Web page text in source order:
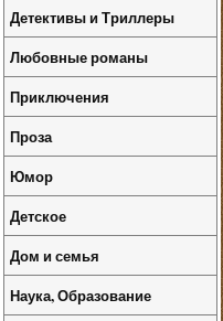
Детективы и Триллеры
Любовные романы
Приключения
Проза
Юмор
Детское
Дом и семья
Наука, Образование